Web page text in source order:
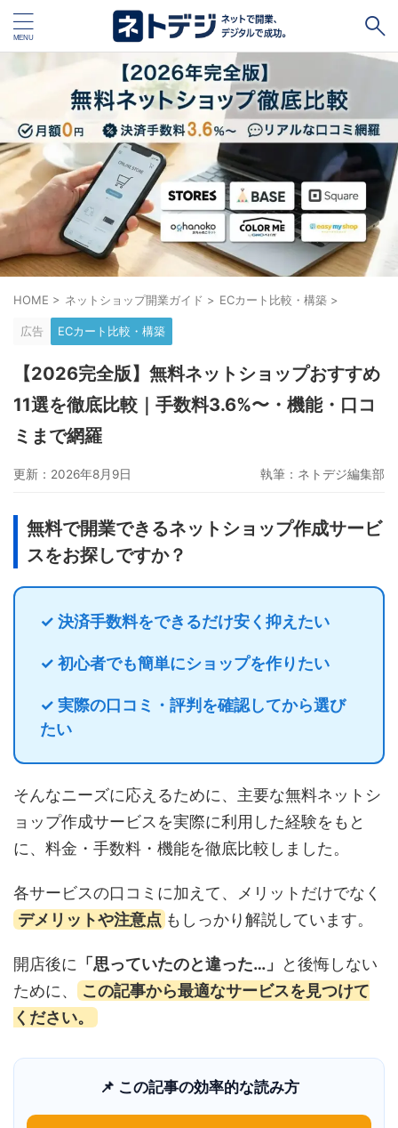
キャッシュレス Square BASE STORES
ネットショップ開設１vs１ 無料ネットショップ
予約管理システム Shopify Air ビジネスツールズ
ペライチ キャッシュレス決済端末１vs１ ジンドゥー
POSレジ スマレジ カラーミーショップ Wix
楽天ペイ stera pack
ハンドメイド販売 ホームページ作成サービス１vs１
グーペ デジタルコンテンツ販売 仕入れサイト
HOME > ネットショップ開業ガイド > ECカート比較・構築 >
広告 ECカート比較・構築
【2026完全版】無料ネットショップおすすめ
11選を徹底比較｜手数料3.6%〜・機能・口コ
ミまで網羅
更新：2026年8月9日 執筆： ネトデジ編集部
無料で開業できるネットショップ作成サービ
スをお探しですか？
✓ 決済手数料をできるだけ安く抑えたい
✓ 初心者でも簡単にショップを作りたい
✓ 実際の口コミ・評判を確認してから選び
たい
そんなニーズに応えるために、主要な無料ネットシ
ョップ作成サービスを実際に利用した経験をもと
に、料金・手数料・機能を徹底比較しました。
各サービスの口コミに加えて、メリットだけでなく
デメリットや注意点 もしっかり解説しています。
開店後に 「思っていたのと違った…」
と後悔しない
ために、
この記事から最適なサービスを見つけて
ください。
📌 この記事の効率的な読み方